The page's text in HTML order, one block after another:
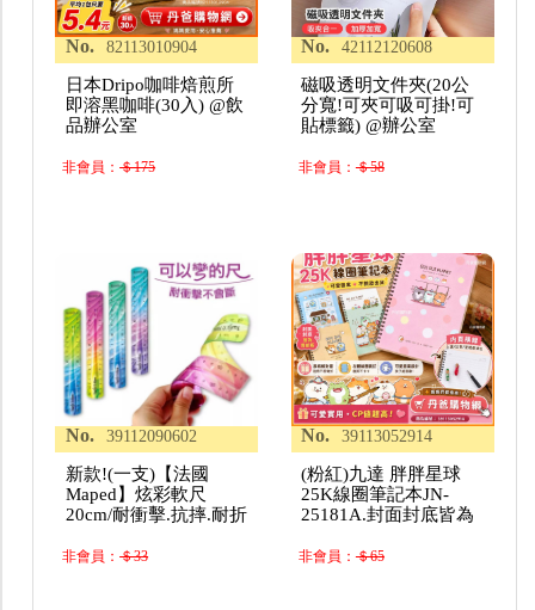
No. 82113010904
日本Dripo咖啡焙煎所
即溶黑咖啡(30入) @飲
品辦公室
非會員：＄175
No. 42112120608
磁吸透明文件夾(20公
分寬!可夾可吸可掛!可
貼標籤) @辦公室
非會員：＄58
No. 39112090602
新款!(一支)【法國
Maped】炫彩軟尺
20cm/耐衝擊.抗摔.耐折
非會員：＄33
No. 39113052914
(粉紅)九達 胖胖星球
25K線圈筆記本JN-
25181A.封面封底皆為
非會員：＄65